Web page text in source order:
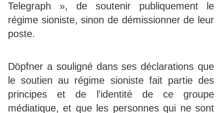
Telegraph », de soutenir publiquement le
régime sioniste, sinon de démissionner de leur
poste.
Döpfner a souligné dans ses déclarations que
le soutien au régime sioniste fait partie des
principes et de l'identité de ce groupe
médiatique, et que les personnes qui ne sont